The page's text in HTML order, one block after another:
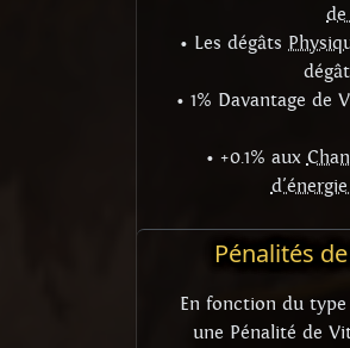
• Les dégâts
• 1% Davantage de
• +0.1% aux
Pénalités
En fonction du type
une Pénalité de